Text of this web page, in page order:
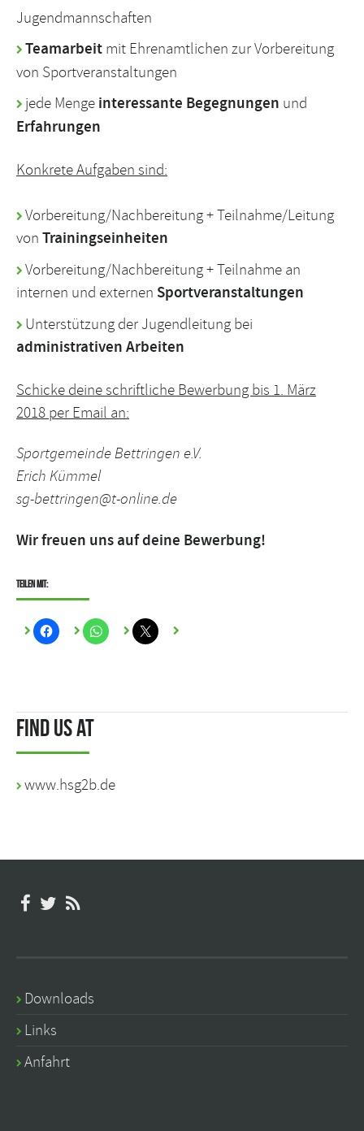
Jugendmannschaften
Teamarbeit mit Ehrenamtlichen zur Vorbereitung
von Sportveranstaltungen
jede Menge interessante Begegnungen und
Erfahrungen
Konkrete Aufgaben sind:
Vorbereitung/Nachbereitung + Teilnahme/Leitung
von Trainingseinheiten
Vorbereitung/Nachbereitung + Teilnahme an
internen und externen Sportveranstaltungen
Unterstützung der Jugendleitung bei
administrativen Arbeiten
Schicke deine schriftliche Bewerbung bis 1. März
2018 per Email an:
Sportgemeinde Bettringen e.V.
Erich Kümmel
sg-bettringen@t-online.de
Wir freuen uns auf deine Bewerbung!
Teilen mit:
Find us at
www.hsg2b.de
Downloads
Links
Anfahrt